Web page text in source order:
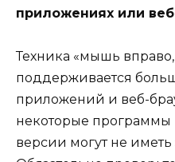
приложениях или
Техника «мышь
поддерживается
приложений и веб-
некоторые программы
версии могут не